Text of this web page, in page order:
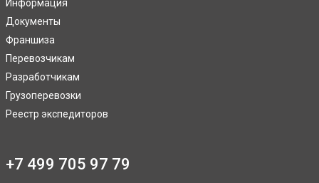
Информация
Документы
Франшиза
Перевозчикам
Разработчикам
Грузоперевозки
Реестр экспедиторов
+7 499 705 97 79